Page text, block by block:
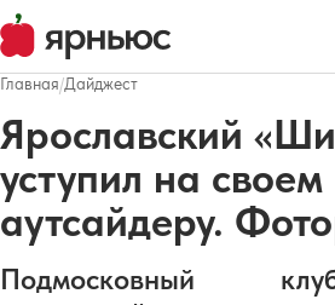
Главная/Дайджест
Ярославский
уступил на своем
аутсайдеру.
Подмосковный